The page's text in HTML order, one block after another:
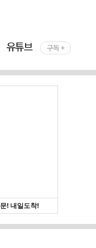
유튜브 구독 +